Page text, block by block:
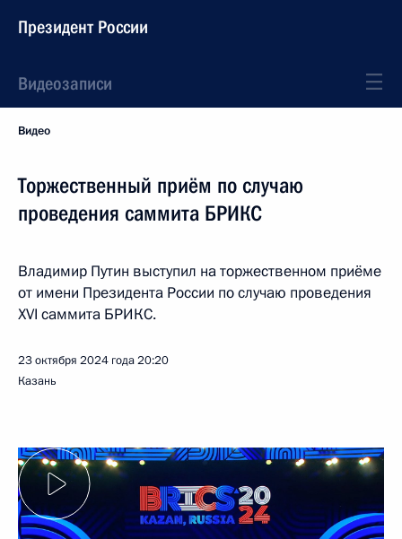
Президент России
Видеозаписи
Видео
Торжественный приём по случаю
проведения саммита БРИКС
Владимир Путин выступил на торжественном приёме
от имени Президента России по случаю проведения
XVI саммита БРИКС.
23 октября 2024 года20:20
Казань